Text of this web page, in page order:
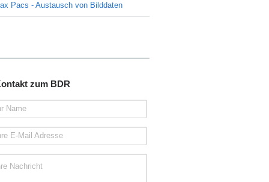
Pacs - Austausch von Bilddaten
zum BDR
Name
E-Mail Adresse
Nachricht